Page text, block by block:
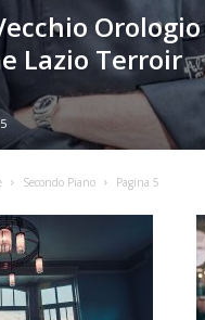
Orologio
Lazio Terroir
Secondo Piano Pagina 5